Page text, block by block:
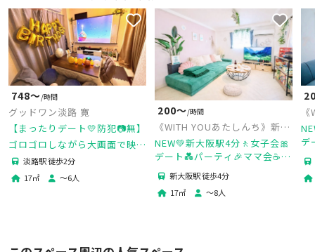
748〜/時間
グッドワン淡路 寛
【まったりデート💛防犯📷無】
ゴロゴロしながら大画面で映画
鑑賞🎬人気ゲーム機Ｓ🎮キッチ
ン・調理器具完備！タコパ・鍋
淡路駅 徒歩2分
17㎡ 〜6人
200〜/時間
《WITH YOUあたしんち》新大
阪1号店
NEW💚新大阪駅4分🚶女子会🎀
デート💑パーティ🎉ママ会☕推
し活❣️撮影🎥50㌅大画面TV💻ゲ
ーム機🎮ボドゲ🎲防犯カメラ
新大阪駅 徒歩4分
17㎡ 〜8人
阪
デ